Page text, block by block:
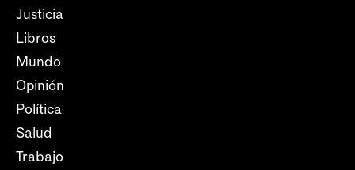
Justicia
Libros
Mundo
Opinión
Política
Salud
Trabajo